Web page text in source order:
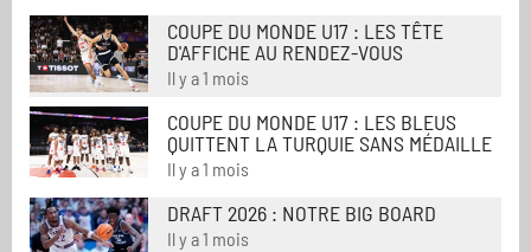
COUPE DU MONDE U17 : LES TÊTE
D'AFFICHE AU RENDEZ-VOUS
Il y a 1 mois
COUPE DU MONDE U17 : LES BLEUS
QUITTENT LA TURQUIE SANS MÉDAILLE
Il y a 1 mois
DRAFT 2026 : NOTRE BIG BOARD
Il y a 1 mois